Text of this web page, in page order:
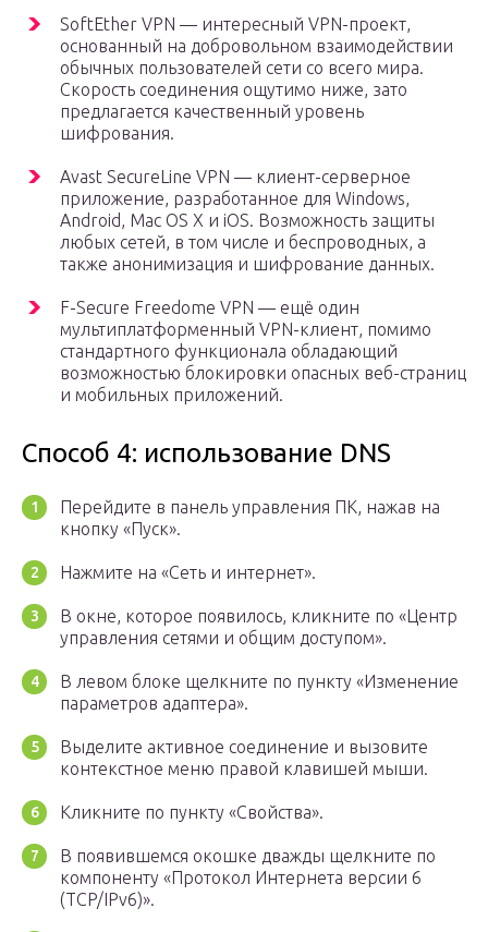
SoftEther VPN — интересный VPN-проект,
основанный на добровольном взаимодействии
обычных пользователей сети со всего мира.
Скорость соединения ощутимо ниже, зато
предлагается качественный уровень
шифрования.
Avast SecureLine VPN — клиент-серверное
приложение, разработанное для Windows,
Android, Mac OS X и iOS. Возможность защиты
любых сетей, в том числе и беспроводных, а
также анонимизация и шифрование данных.
F-Secure Freedome VPN — ещё один
мультиплатформенный VPN-клиент, помимо
стандартного функционала обладающий
возможностью блокировки опасных веб-страниц
и мобильных приложений.
Способ 4: использование DNS
Перейдите в панель управления ПК, нажав на
кнопку «Пуск».
Нажмите на «Сеть и интернет».
В окне, которое появилось, кликните по «Центр
управления сетями и общим доступом».
В левом блоке щелкните по пункту «Изменение
параметров адаптера».
Выделите активное соединение и вызовите
контекстное меню правой клавишей мыши.
Кликните по пункту «Свойства».
В появившемся окошке дважды щелкните по
компоненту «Протокол Интернета версии 6
(TCP/IPv6)».